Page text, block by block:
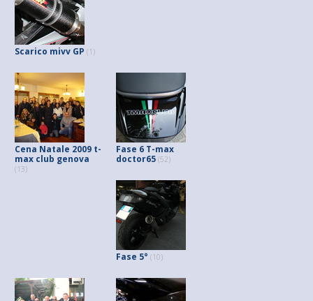
Scarico mivv GP (1)
Cena Natale 2009 t-
max club genova
(13)
Fase 6 T-max
doctor65 (52)
Fase 5° (10)